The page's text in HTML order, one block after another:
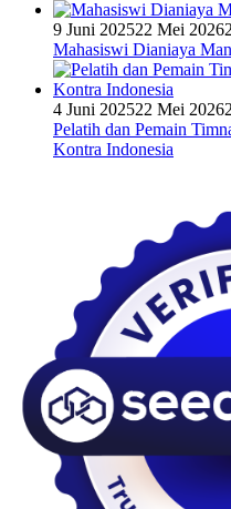
9 Juni 202522 Mei 2026
Mahasiswi Dianiaya
4 Juni 202522 Mei 2026
Pelatih dan Pemain
Kontra Indonesia